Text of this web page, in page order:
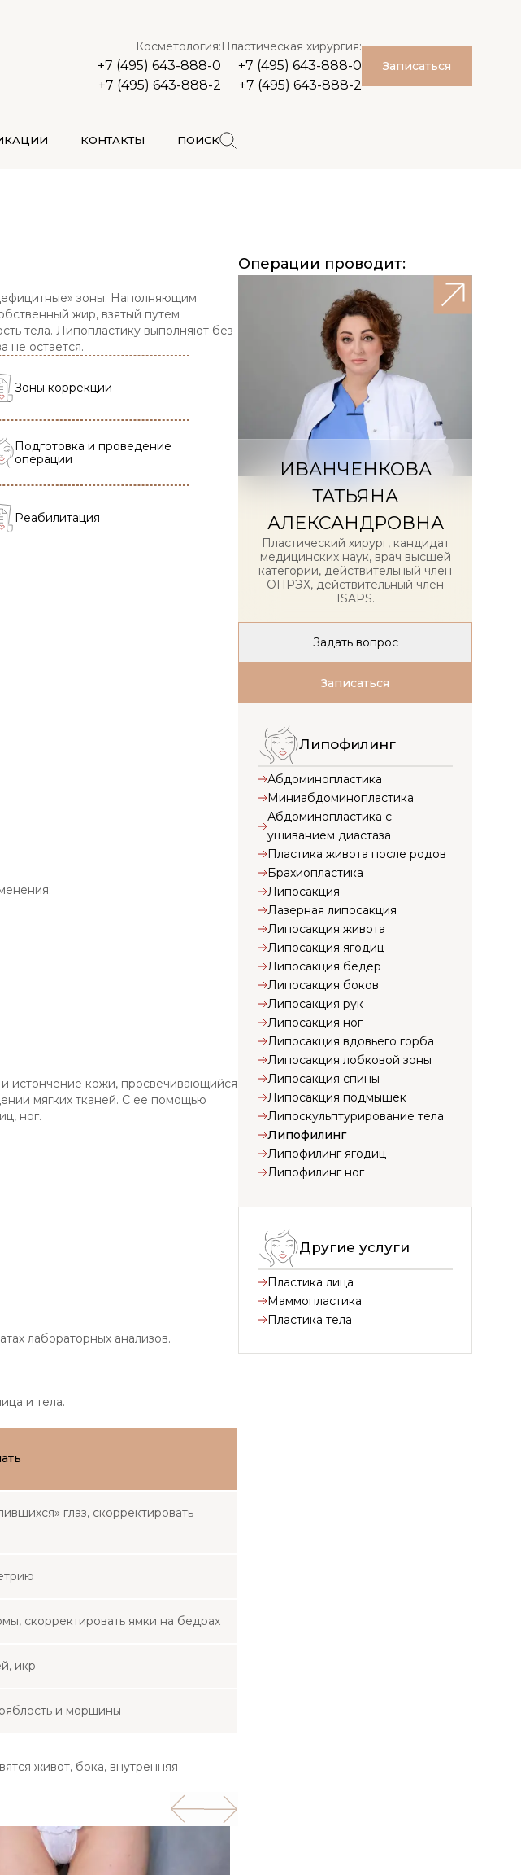
Косметология:
+7 (495) 643-888-0
+7 (495) 643-888-2
Пластическая хирургия:
+7 (495) 643-888-0
+7 (495) 643-888-2
Записаться
КОНТАКТЫ ПОИСК
зоны. Наполняющим
жир, взятый путем
тела. Липопластику выполняют без
не остается.
Зоны коррекции
Подготовка и проведение
операции
Реабилитация
истончение кожи, просвечивающийся
мягких тканей. С ее помощью
ног.
лабораторных анализов.
и тела.
глаз, скорректировать
скорректировать ямки на бедрах
икр
и морщины
живот, бока, внутренняя
Операции проводит:
ИВАНЧЕНКОВА
ТАТЬЯНА
АЛЕКСАНДРОВНА
Пластический хирург, кандидат
медицинских наук, врач высшей
категории, действительный член
ОПРЭХ, действительный член
ISAPS.
Задать вопрос
Записаться
Липофилинг
Абдоминопластика
Миниабдоминопластика
Абдоминопластика с
ушиванием диастаза
Пластика живота после родов
Брахиопластика
Липосакция
Лазерная липосакция
Липосакция живота
Липосакция ягодиц
Липосакция бедер
Липосакция боков
Липосакция рук
Липосакция ног
Липосакция вдовьего горба
Липосакция лобковой зоны
Липосакция спины
Липосакция подмышек
Липоскульптурирование тела
Липофилинг
Липофилинг ягодиц
Липофилинг ног
Другие услуги
Пластика лица
Маммопластика
Пластика тела